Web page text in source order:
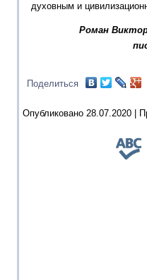
духовным и
Роман
Поделиться
Опубликовано 28.07.2020 |